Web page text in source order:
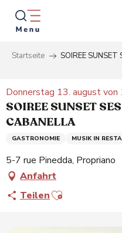
Aller
contenu
principal
Startseite SOIREE SUNSET
Donnerstag 13. august
SOIREE SUNSET
CABANELLA
GASTRONOMIE MUSIK IN
5-7 rue Pinedda, Propriano
Anfahrt
TeilenAjouter aux favoris